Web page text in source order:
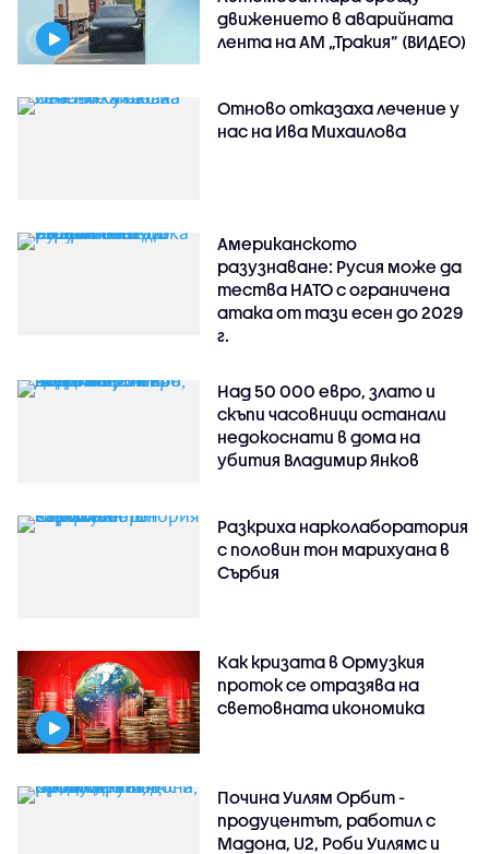
движението в аварийната
лента на АМ „Тракия” (ВИДЕО)
Отново отказаха лечение у
нас на Ива Михаилова
Американското
разузнаване: Русия може да
тества НАТО с ограничена
атака от тази есен до 2029
г.
Над 50 000 евро, злато и
скъпи часовници останали
недокоснати в дома на
убития Владимир Янков
Разкриха нарколаборатория
с половин тон марихуана в
Сърбия
Как кризата в Ормузкия
проток се отразява на
световната икономика
Почина Уилям Орбит -
продуцентът, работил с
Мадона, U2, Роби Уилямс и